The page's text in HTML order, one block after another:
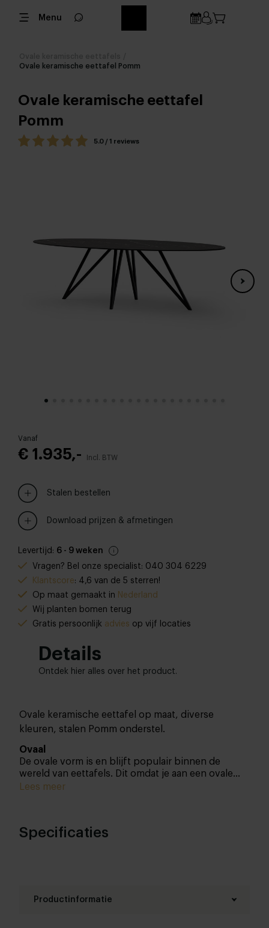
Menu
Ovale keramische eettafel Pomm
Ovale keramische eettafel
Pomm
5.0 / 1 reviews
Vanaf
€ 1.935,- Incl. BTW
Stalen bestellen
Download prijzen & afmetingen
Levertijd: 6 - 9 weken
Vragen? Bel onze specialist: 040 304 6229
Klantscore: 4,6 van de 5 sterren!
Op maat gemaakt in Nederland
Wij planten bomen terug
Gratis persoonlijk advies op vijf locaties
Details
Ontdek hier alles over het product.
Ovale keramische eettafel op maat, diverse
kleuren, stalen Pomm onderstel.
Ovaal
De ovale vorm is en blijft populair binnen de
wereld van eettafels. Dit omdat je aan een ovale
eettafel iedereen aan kunt kijken, wat voor een
andere ovale eettafels
Lees meer
Specificaties
Productinformatie